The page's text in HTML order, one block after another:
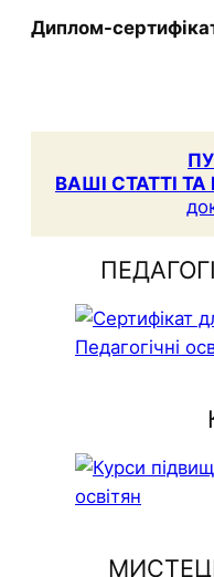
Диплом-
ВАШІ СТАТТІ